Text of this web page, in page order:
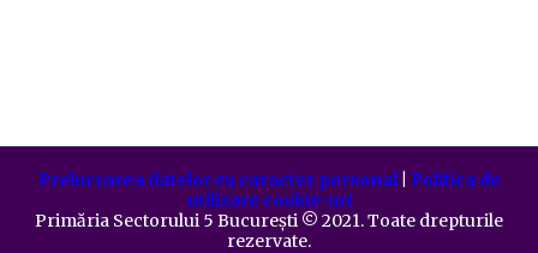
Prelucrarea datelor cu caracter personal| Politica de
utilizare cookie-uri
Primăria Sectorului 5 București ©️ 2021. Toate drepturile
rezervate.